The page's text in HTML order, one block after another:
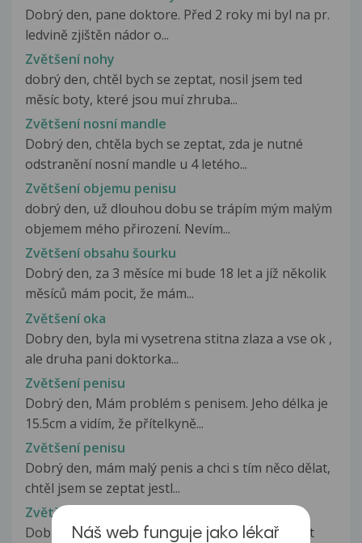
Dobrý den, pane doktore. Před 2 roky mi byl na pr.
ledvině zjištěn nádor o...
Zvětšení nohy
dobrý den, chtěl bych se zeptat, nosil jsem ted
měsíc boty, které jsou muí zhruba...
Zvětšení nosní mandle
Dobrý den, chtěla bych se zeptat, zda je nutné
odstranění nosní mandle u 4 letého...
Zvětšení objemu penisu
dobrý den, už dlouhou dobu se trápím mým malým
objemem mého přirození. Nevím...
Zvětšení obsahu šourku
Dobrý den, za 3 měsíce mi bude 18 let a jíž několik
měsíců mám pocit, že mám...
Zvětšení oka
Dobry den, byla mi vysetrena stitna zlaza a vse ok ,
ale druha pani doktorka...
Zvětšení penisu
Dobrý den, Mám problém s penisem. Jeho délka je
15.5cm a vidím, že přítelkyně...
Zvětšení penisu
Dobrý den, mám malý penis a chci s tím něco dělat,
chtěl jsem se zeptat jestl...
Zvětšení penisu
Dobrý den, Chtěl jsem se zeptat jestli se da věřit
Náš web funguje jako lékař